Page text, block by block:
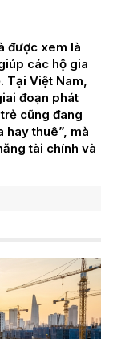
được xem là
các hộ gia
Tại Việt Nam,
đoạn phát
cũng đang
hay thuê”, mà
tài chính và